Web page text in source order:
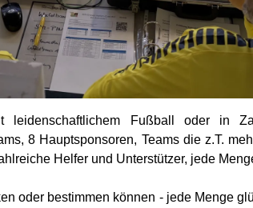
leidenschaftlichem Fußball oder in
8 Hauptsponsoren, Teams die z.T.
Helfer und Unterstützer, jede
oder bestimmen können - jede Menge